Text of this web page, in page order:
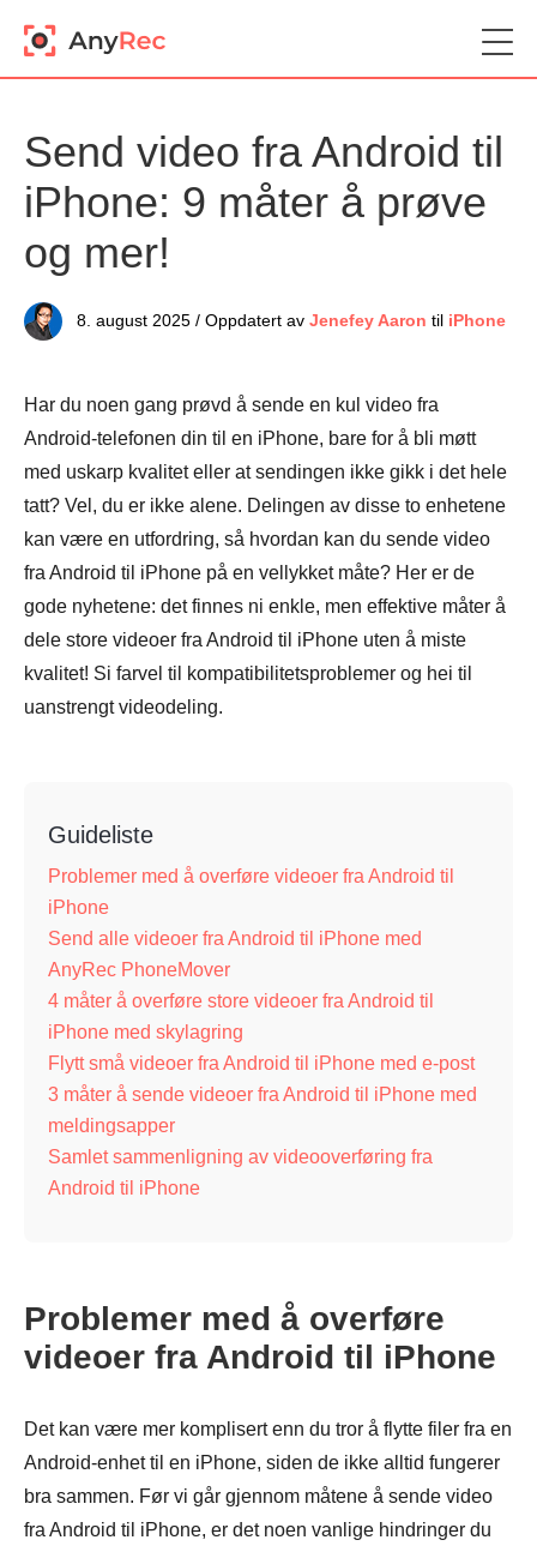
Send video fra Android til
iPhone: 9 måter å prøve
og mer!
8. august 2025 / Oppdatert av Jenefey Aaron til iPhone
Har du noen gang prøvd å sende en kul video fra
Android-telefonen din til en iPhone, bare for å bli møtt
med uskarp kvalitet eller at sendingen ikke gikk i det hele
tatt? Vel, du er ikke alene. Delingen av disse to enhetene
kan være en utfordring, så hvordan kan du sende video
fra Android til iPhone på en vellykket måte? Her er de
gode nyhetene: det finnes ni enkle, men effektive måter å
dele store videoer fra Android til iPhone uten å miste
kvalitet! Si farvel til kompatibilitetsproblemer og hei til
uanstrengt videodeling.
Guideliste
Problemer med å overføre videoer fra Android til
iPhone
Send alle videoer fra Android til iPhone med
AnyRec PhoneMover
4 måter å overføre store videoer fra Android til
iPhone med skylagring
Flytt små videoer fra Android til iPhone med e-post
3 måter å sende videoer fra Android til iPhone med
meldingsapper
Samlet sammenligning av videooverføring fra
Android til iPhone
Problemer med å overføre
videoer fra Android til iPhone
Det kan være mer komplisert enn du tror å flytte filer fra en
Android-enhet til en iPhone, siden de ikke alltid fungerer
bra sammen. Før vi går gjennom måtene å sende video
fra Android til iPhone, er det noen vanlige hindringer du